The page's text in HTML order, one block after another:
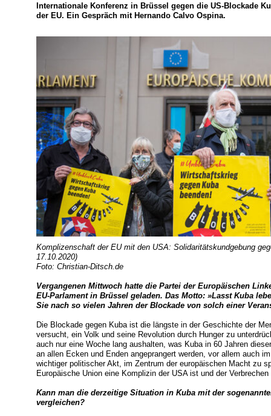
Internationale Konferenz in Brüssel gegen die US-Blockade
der EU. Ein Gespräch mit Hernando Calvo Ospina.
Komplizenschaft der EU mit den USA: Solidaritätskundgebung
17.10.2020)
Foto: Christian-Ditsch.de
Vergangenen Mittwoch hatte die Partei der Europäischen
EU-Parlament in Brüssel geladen. Das Motto: »Lasst Kuba
Sie nach so vielen Jahren der Blockade von solch einer
Die Blockade gegen Kuba ist die längste in der Geschichte der
versucht, ein Volk und seine Revolution durch Hunger zu
auch nur eine Woche lang aushalten, was Kuba in 60 Jahren
an allen Ecken und Enden angeprangert werden, vor allem auch
wichtiger politischer Akt, im Zentrum der europäischen Macht zu
Europäische Union eine Komplizin der USA ist und der
Kann man die derzeitige Situation in Kuba mit der
vergleichen?